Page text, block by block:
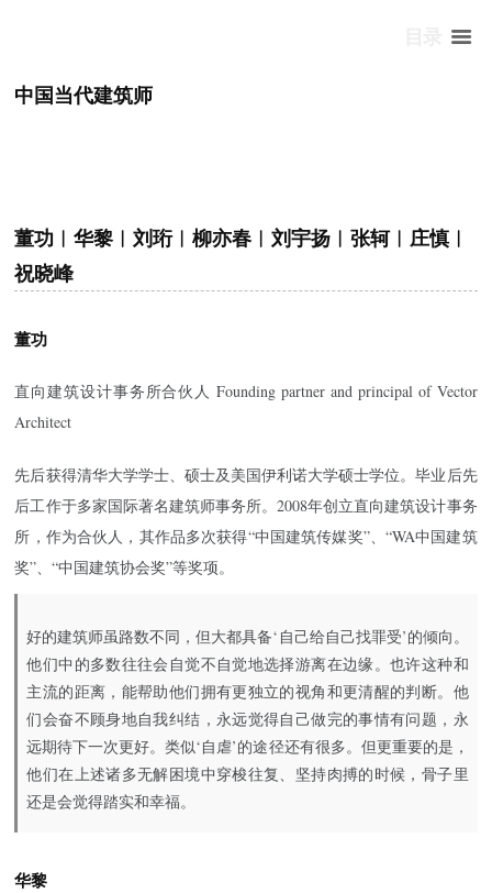
中国当代建筑师
董功︱华黎︱刘珩︱柳亦春︱刘宇扬︱张轲︱庄慎︱
祝晓峰
董功
直向建筑设计事务所合伙人 Founding partner and principal of Vector
Architect
先后获得清华大学学士、硕士及美国伊利诺大学硕士学位。毕业后先
后工作于多家国际著名建筑师事务所。2008年创立直向建筑设计事务
所，作为合伙人，其作品多次获得“中国建筑传媒奖”、“WA中国建筑
奖”、“中国建筑协会奖”等奖项。
好的建筑师虽路数不同，但大都具备‘自己给自己找罪受’的倾向。
他们中的多数往往会自觉不自觉地选择游离在边缘。也许这种和
主流的距离，能帮助他们拥有更独立的视角和更清醒的判断。他
们会奋不顾身地自我纠结，永远觉得自己做完的事情有问题，永
远期待下一次更好。类似‘自虐’的途径还有很多。但更重要的是，
他们在上述诸多无解困境中穿梭往复、坚持肉搏的时候，骨子里
还是会觉得踏实和幸福。
华黎